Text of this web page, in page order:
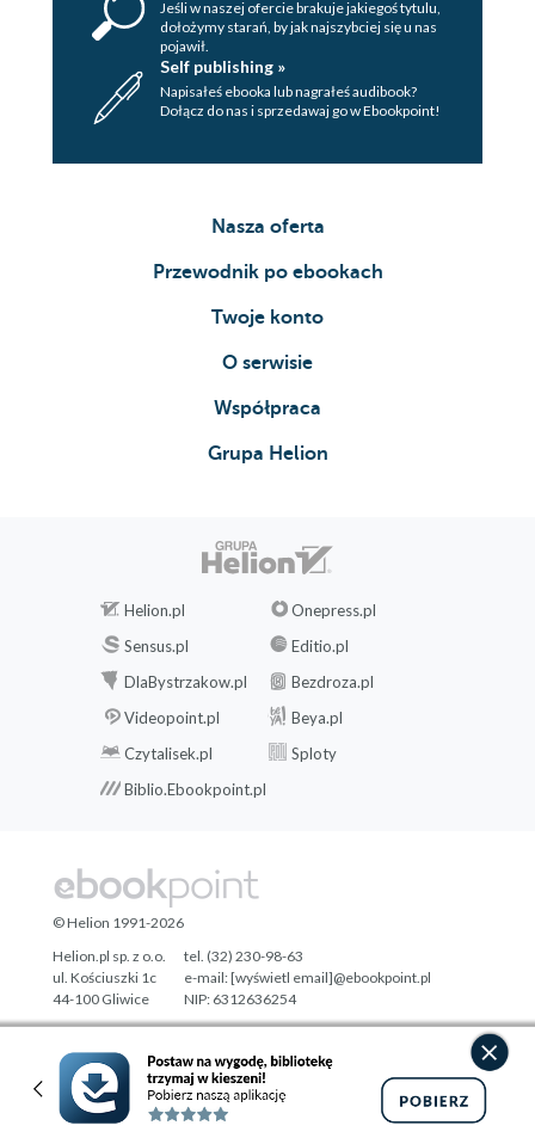
Jeśli w naszej ofercie brakuje jakiegoś tytulu,
dołożymy starań, by jak najszybciej się u nas
pojawił.
Self publishing »
Napisałeś ebooka lub nagrałeś audibook?
Dołącz do nas i sprzedawaj go w Ebookpoint!
Nasza oferta
Przewodnik po ebookach
Twoje konto
O serwisie
Współpraca
Grupa Helion
Helion.pl
Onepress.pl
Sensus.pl
Editio.pl
DlaBystrzakow.pl
Bezdroza.pl
Videopoint.pl
Beya.pl
Czytalisek.pl
Sploty
Biblio.Ebookpoint.pl
Designed with ♥ byTonik.pl
© Helion 1991-2026
Helion.pl sp. z o.o.
ul. Kościuszki 1c
44-100 Gliwice
tel. (32) 230-98-63
e-mail:[wyświetl email]@ebookpoint.pl
NIP: 6312636254
Regon: 241989027
Pełna wersja strony »